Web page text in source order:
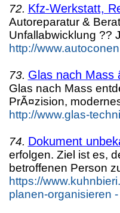
72. Kfz-Werkstatt,
Autoreparatur &
Unfallabwicklung ??
http://
73. Glas nach Mass
Glas nach Mass
PrÃ¤zision,
http://www.glas-
74. Dokument
erfolgen. Ziel ist es,
betroffenen Person
https://
planen-organisieren